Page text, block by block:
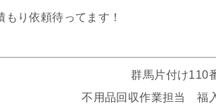
もり依頼待ってます！
群馬片付け110
不用品回収作業担当 福